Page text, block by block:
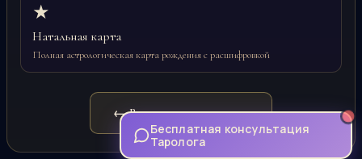
★
Натальная карта
Полная астрологическая карта рождения с расшифровкой
← Вернуться на главную
Бесплатная консультация
Таролога